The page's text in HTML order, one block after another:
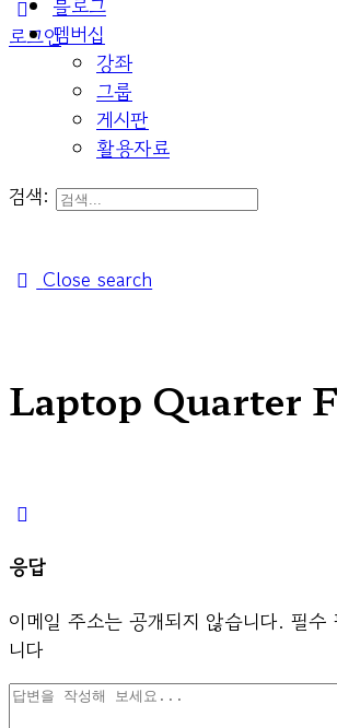
로그인멤버십
강좌
그룹
게시판
활용자료
검색:
Close search
Laptop Quarter
응답
이메일 주소는 공개되지 않습니다. 필수
니다